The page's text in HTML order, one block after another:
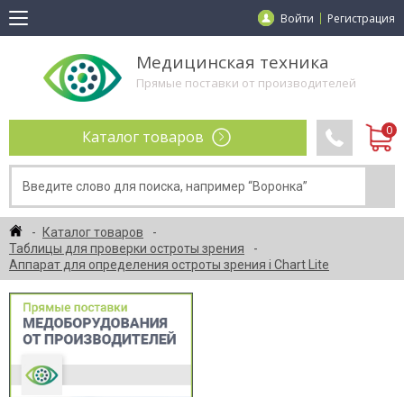
Войти Регистрация
Медицинская техника
Прямые поставки от производителей
Каталог товаров
Каталог товаров
Таблицы для проверки остроты зрения
Аппарат для определения остроты зрения i Chart Lite